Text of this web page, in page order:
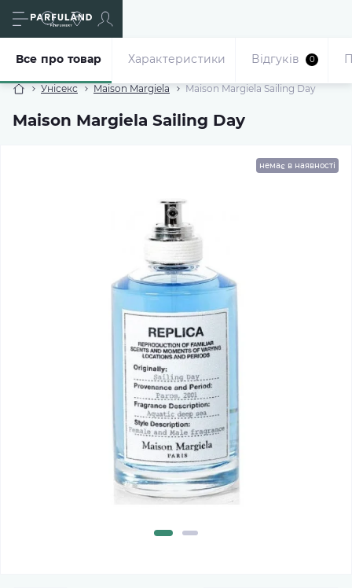
Унісекс Maison Margiela Maison Margiela Sailing Day
Maison Margiela Sailing Day
Все про товар Характеристики Відгуків 0
немає в наявності